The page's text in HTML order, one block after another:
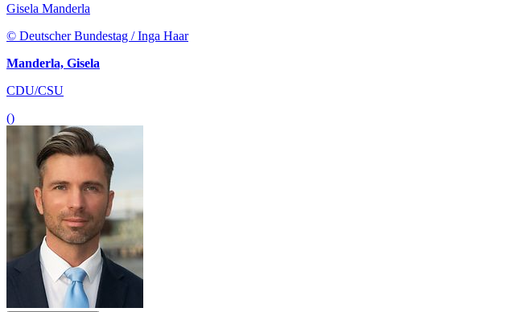
Gisela Manderla
© Deutscher Bundestag / Inga Haar
Manderla, Gisela
CDU/CSU
()